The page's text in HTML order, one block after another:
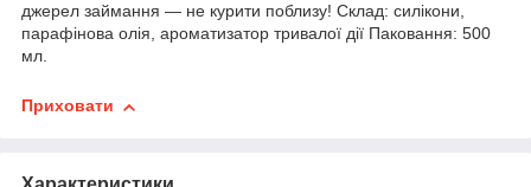
джерел займання — не курити поблизу! Склад: силікони,
парафінова олія, ароматизатор тривалої дії Паковання: 500
мл.
Приховати